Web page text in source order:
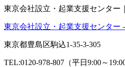
東京会社設立・起業支援センター
東京会社設立・起業支援センター
東京都豊島区駒込1-35-3-305
TEL:0120-978-807（平日9:00～